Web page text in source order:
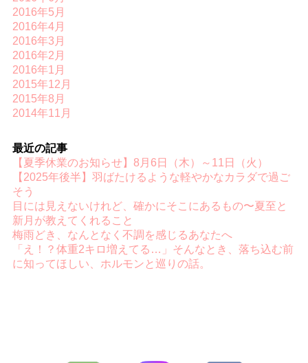
2016年5月
2016年4月
2016年3月
2016年2月
2016年1月
2015年12月
2015年8月
2014年11月
最近の記事
【夏季休業のお知らせ】8月6日（木）～11日（火）
【2025年後半】羽ばたけるような軽やかなカラダで過ご
そう
目には見えないけれど、確かにそこにあるもの〜夏至と
新月が教えてくれること
梅雨どき、なんとなく不調を感じるあなたへ
「え！？体重2キロ増えてる…」そんなとき、落ち込む前
に知ってほしい、ホルモンと巡りの話。